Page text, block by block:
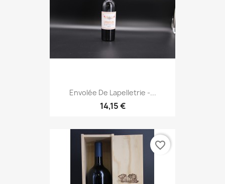
Envolée De Lapelletrie -...
14,15 €
favorite_border